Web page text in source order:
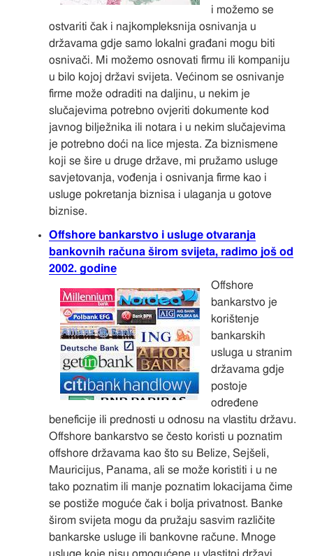
i možemo se
ostvariti čak i najkompleksnija osnivanja u
državama gdje samo lokalni građani mogu biti
osnivači. Mi možemo osnovati firmu ili kompaniju
u bilo kojoj državi svijeta. Većinom se osnivanje
firme može odraditi na daljinu, u nekim je
slučajevima potrebno ovjeriti dokumente kod
javnog bilježnika ili notara i u nekim slučajevima
je potrebno doći na lice mjesta. Za biznismene
koji se šire u druge države, mi pružamo usluge
savjetovanja, vođenja i osnivanja firme kao i
usluge pokretanja biznisa i ulaganja u gotove
biznise.
Offshore bankarstvo i usluge otvaranja
bankovnih računa širom svijeta, radimo još od
2002. godine
Offshore
bankarstvo je
korištenje
bankarskih
usluga u stranim
državama gdje
postoje
određene
beneficije ili prednosti u odnosu na vlastitu državu.
Offshore bankarstvo se često koristi u poznatim
offshore državama kao što su Belize, Sejšeli,
Mauricijus, Panama, ali se može koristiti i u ne
tako poznatim ili manje poznatim lokacijama čime
se postiže moguće čak i bolja privatnost. Banke
širom svijeta mogu da pružaju sasvim različite
bankarske usluge ili bankovne račune. Mnoge